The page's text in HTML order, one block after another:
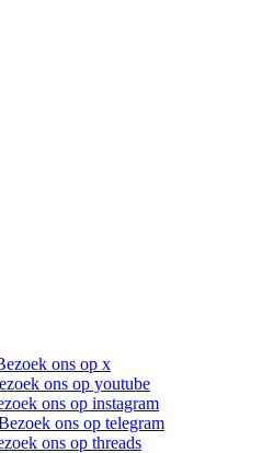
ons op x
ons op youtube
ons op instagram
ons op telegram
ons op threads